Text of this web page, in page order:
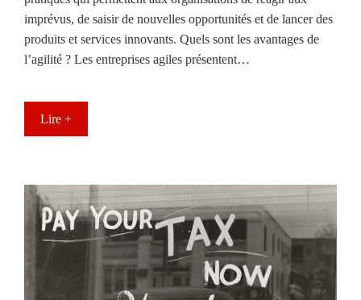
imprévus, de saisir de nouvelles opportunités et de lancer des
produits et services innovants. Quels sont les avantages de
l’agilité ? Les entreprises agiles présentent…
Lire +